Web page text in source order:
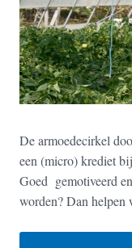
De armoedecirkel
een (micro) krediet
Goed gemotiveerd
worden? Dan helpen